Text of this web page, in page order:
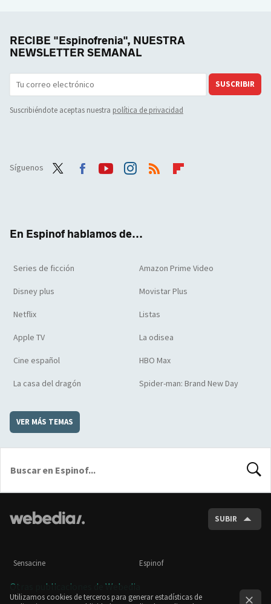
RECIBE "Espinofrenia", NUESTRA
NEWSLETTER SEMANAL
SUSCRIBIR
Suscribiéndote aceptas nuestra política de privacidad
Síguenos
En Espinof hablamos de...
Series de ficción Amazon Prime Video
Disney plus Movistar Plus
Netflix Listas
Apple TV La odisea
Cine español HBO Max
La casa del dragón Spider-man: Brand New Day
VER MÁS TEMAS
SUBIR
Sensacine Espinof
Otras publicaciones de Webedia
Utilizamos cookies de terceros para generar estadísticas de